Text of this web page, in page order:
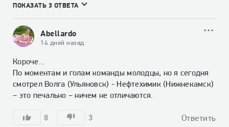
ПОКАЗАТЬ 3 ОТВЕТА
Abellardo
14 дней назад
Короче...
По моментам и голам команды молодцы, но я сегодня
смотрел Волга (Ульяновск) - Нефтехимик (Нижнекамск)
– это печально – ничем не отличаются.
8 3 Ответить